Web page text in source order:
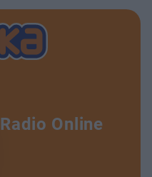
Radio Online